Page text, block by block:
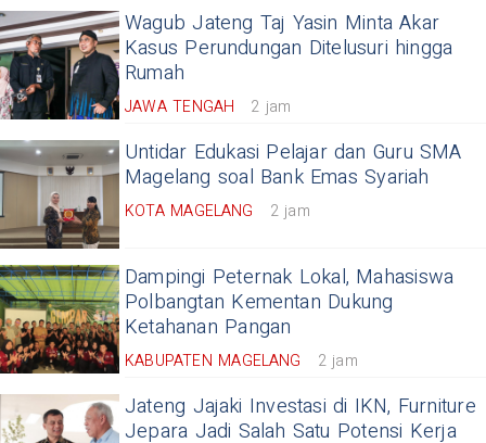
Wagub Jateng Taj Yasin Minta Akar
Kasus Perundungan Ditelusuri hingga
Rumah
JAWA TENGAH 2 jam
Untidar Edukasi Pelajar dan Guru SMA
Magelang soal Bank Emas Syariah
KOTA MAGELANG 2 jam
Dampingi Peternak Lokal, Mahasiswa
Polbangtan Kementan Dukung
Ketahanan Pangan
KABUPATEN MAGELANG 2 jam
Jateng Jajaki Investasi di IKN, Furniture
Jepara Jadi Salah Satu Potensi Kerja